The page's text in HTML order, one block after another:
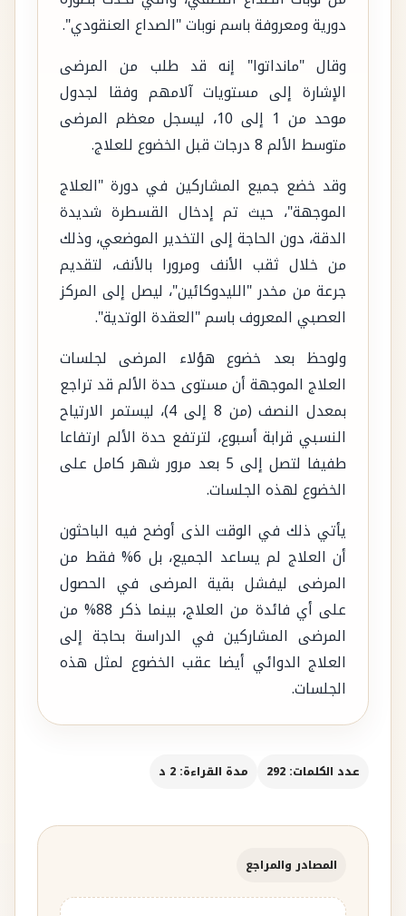
دورية ومعروفة باسم نوبات "الصداع العنقودي".
وقال "مانداتوا" إنه قد طلب من المرضى
الإشارة إلى مستويات آلامهم وفقا لجدول
موحد من 1 إلى 10، ليسجل معظم المرضى
متوسط الألم 8 درجات قبل الخضوع للعلاج.
وقد خضع جميع المشاركين في دورة "العلاج
الموجهة"، حيث تم إدخال القسطرة شديدة
الدقة، دون الحاجة إلى التخدير الموضعي، وذلك
من خلال ثقب الأنف ومرورا بالأنف، لتقديم
جرعة من مخدر "الليدوكائين"، ليصل إلى المركز
العصبي المعروف باسم "العقدة الوتدية".
ولوحظ بعد خضوع هؤلاء المرضى لجلسات
العلاج الموجهة أن مستوى حدة الألم قد تراجع
بمعدل النصف (من 8 إلى 4)، ليستمر الارتياح
النسبي قرابة أسبوع، لترتفع حدة الألم ارتفاعا
طفيفا لتصل إلى 5 بعد مرور شهر كامل على
الخضوع لهذه الجلسات.
يأتي ذلك في الوقت الذى أوضح فيه الباحثون
أن العلاج لم يساعد الجميع، بل 6% فقط من
المرضى ليفشل بقية المرضى في الحصول
على أي فائدة من العلاج، بينما ذكر 88% من
المرضى المشاركين في الدراسة بحاجة إلى
العلاج الدوائي أيضا عقب الخضوع لمثل هذه
الجلسات.
عدد الكلمات: 292 مدة القراءة: 2 د
المصادر والمراجع